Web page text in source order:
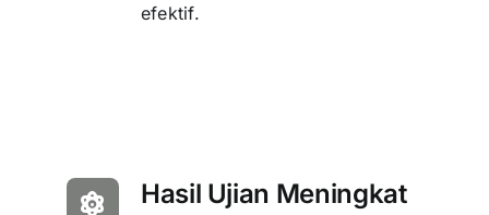
efektif.
Hasil Ujian Meningkat